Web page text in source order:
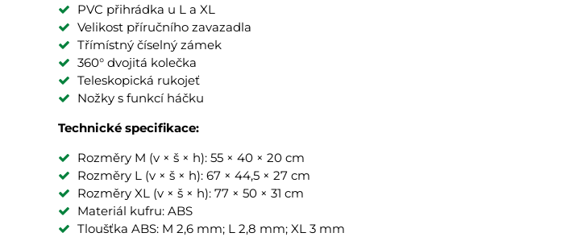
PVC přihrádka u L a XL
Velikost příručního zavazadla
Třímístný číselný zámek
360° dvojitá kolečka
Teleskopická rukojeť
Nožky s funkcí háčku
Technické specifikace:
Rozměry M (v × š × h): 55 × 40 × 20 cm
Rozměry L (v × š × h): 67 × 44,5 × 27 cm
Rozměry XL (v × š × h): 77 × 50 × 31 cm
Materiál kufru: ABS
Tloušťka ABS: M 2,6 mm; L 2,8 mm; XL 3 mm